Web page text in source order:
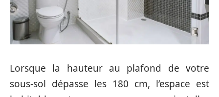
Lorsque la hauteur au plafond de votre
sous-sol dépasse les 180 cm, l’espace est